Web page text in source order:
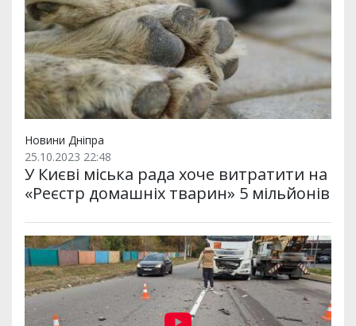
Новини Дніпра
25.10.2023 22:48
У Києві міська рада хоче витратити на
«Реєстр домашніх тварин» 5 мільйонів